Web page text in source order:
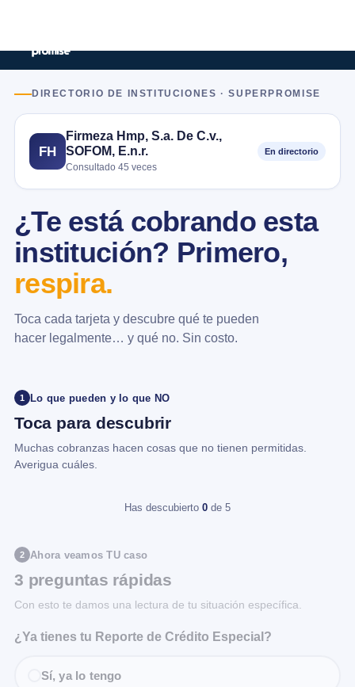
DIRECTORIO DE INSTITUCIONES · SUPERPROMISE
FH
Firmeza Hmp, S.a. De C.v.,
SOFOM, E.n.r.
Consultado 45 veces
En directorio
¿Te está cobrando esta
institución? Primero,
respira.
Toca cada tarjeta y descubre qué te pueden
hacer legalmente… y qué no. Sin costo.
1 Lo que pueden y lo que NO
Toca para descubrir
Muchas cobranzas hacen cosas que no tienen permitidas.
Averigua cuáles.
Has descubierto 0 de 5
2 Ahora veamos TU caso
3 preguntas rápidas
Con esto te damos una lectura de tu situación específica.
¿Ya tienes tu Reporte de Crédito Especial?
Sí, ya lo tengo